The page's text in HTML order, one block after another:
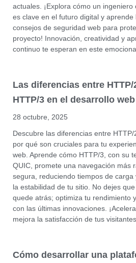
actuales. ¡Explora cómo un ingeniero
es clave en el futuro digital y aprende
consejos de seguridad web para
proyecto! Innovación, creatividad y
continuo te esperan en este
Las diferencias entre HTTP/
HTTP/3 en el desarrollo web
28 octubre, 2025
Descubre las diferencias entre
por qué son cruciales para tu
web. Aprende cómo HTTP/3, con su
QUIC, promete una navegación más
segura, reduciendo tiempos de carga
la estabilidad de tu sitio. No dejes
quede atrás; optimiza tu rendimiento
con las últimas innovaciones.
mejora la satisfacción de tus
Cómo desarrollar una